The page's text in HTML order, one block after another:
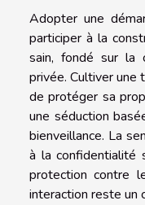
Adopter une
participer à la
sain, fondé sur la
privée. Cultiver
de protéger sa
une séduction
bienveillance. La
à la confidentialité
protection contre
interaction reste un